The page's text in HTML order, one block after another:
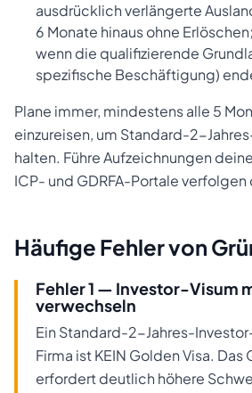
ausdrücklich verlängerte
6 Monate hinaus ohne
wenn die qualifizierende
spezifische Beschäftigung)
Plane immer, mindestens alle 5
einzureisen, um Standard-2-
halten. Führe Aufzeichnungen
ICP- und GDRFA-Portale
Häufige Fehler von
Fehler 1 — Investor-Visum
verwechseln
Ein Standard-2-Jahres-
Firma ist KEIN Golden Visa. Das
erfordert deutlich höhere